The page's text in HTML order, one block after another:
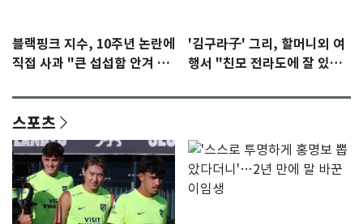
블랙핑크 지수, 10주년 논란에
직접 사과 "큰 섭섭함 안겨 미
'김구라子' 그리, 할머니외 여
행서 "친모 전라도에 잘 있
스포츠